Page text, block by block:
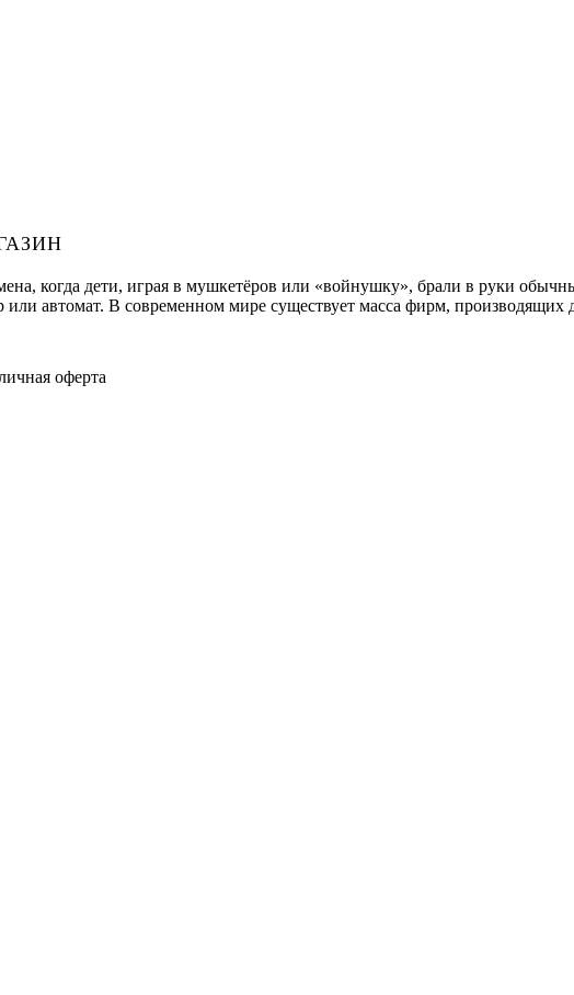
когда дети, играя в мушкетёров или «войнушку», брали в руки
или автомат. В современном мире существует масса фирм,
оферта